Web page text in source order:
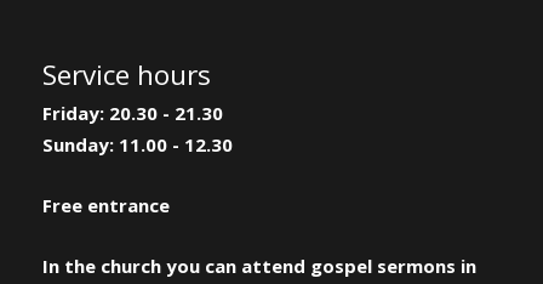
Service hours
Friday: 20.30 - 21.30
Sunday: 11.00 - 12.30
Free entrance
In the church you can attend gospel sermons in